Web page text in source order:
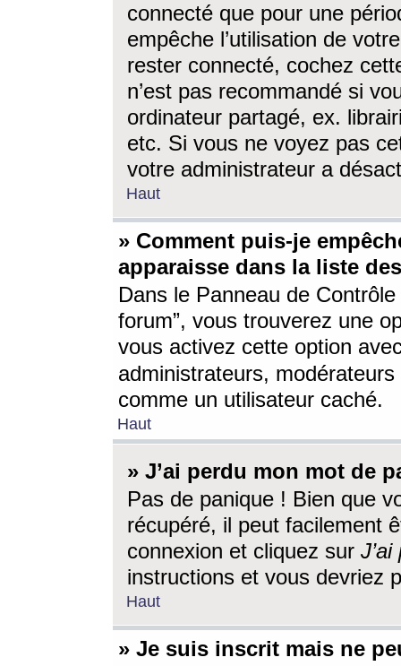
connecté que pour une
empêche l’utilisation de
rester connecté, cochez
n’est pas recommandé si
ordinateur partagé, ex.
etc. Si vous ne voyez pas
votre administrateur a
Haut
» Comment puis-je
apparaisse dans la liste
Dans le Panneau de
forum”, vous trouverez une
vous activez cette option
administrateurs,
comme un utilisateur caché.
Haut
» J’ai perdu mon mot de
Pas de panique ! Bien que
récupéré, il peut facilement
connexion et cliquez sur
instructions et vous devriez
Haut
» Je suis inscrit mais ne